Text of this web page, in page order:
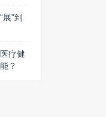
”到
疗健
？